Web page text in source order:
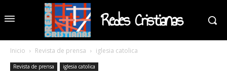
Redes Cristianas
Inicio Revista de prensa iglesia catolica
Revista de prensa iglesia catolica